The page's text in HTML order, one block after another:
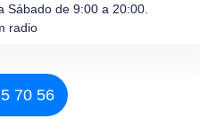
Sábado de 9:00 a 20:00.
radio
70 56